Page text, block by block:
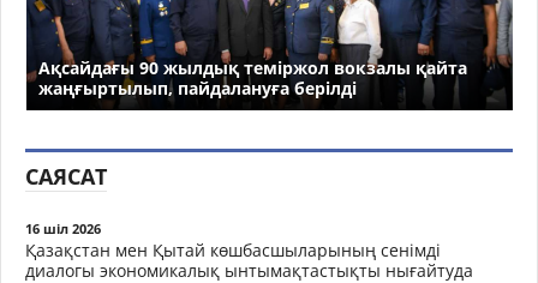
Ақсайдағы 90 жылдық теміржол вокзалы қайта
жаңғыртылып, пайдалануға берілді
САЯСАТ
16 шіл 2026
Қазақстан мен Қытай көшбасшыларының сенімді
диалогы экономикалық ынтымақтастықты нығайтуда